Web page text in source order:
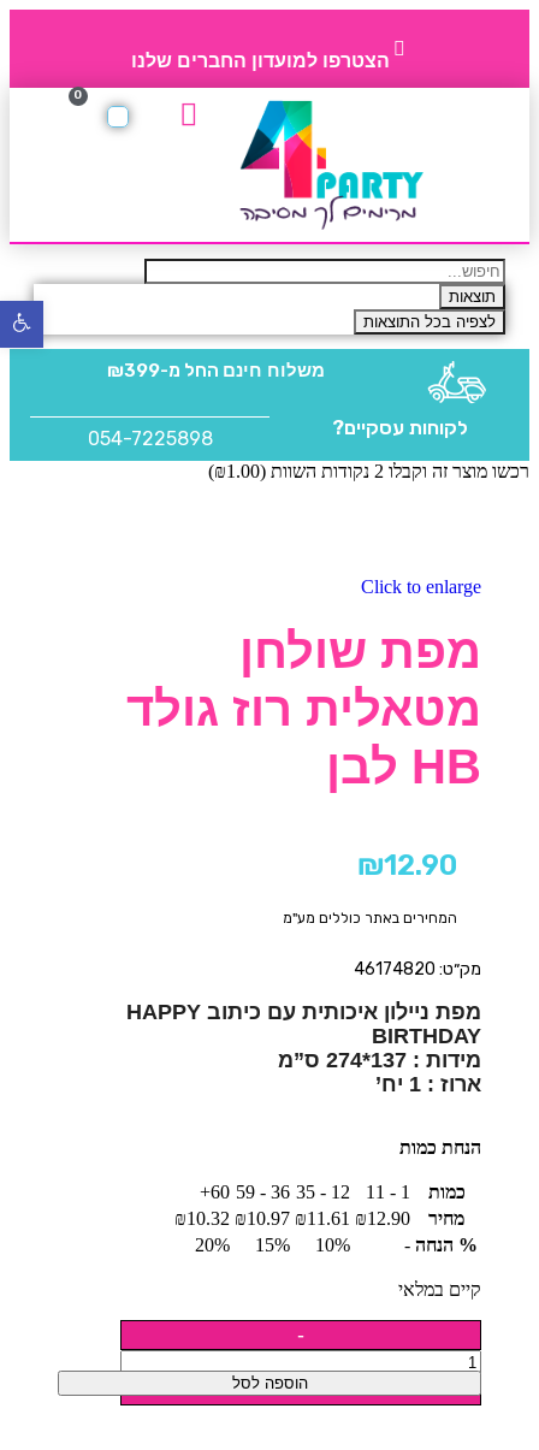
הצטרפו למועדון החברים שלנו
0
תוצאות
לצפיה בכל התוצאות
משלוח חינם החל מ-₪399
לקוחות עסקיים? 054-7225898
רכשו מוצר זה וקבלו 2 נקודות השוות ( ₪1.00
)
Click to enlarge
מפת שולחן
מטאלית רוז גולד
HB לבן
₪12.90
המחירים באתר כוללים מע"מ
מק״ט: 46174820
מפת ניילון איכותית עם כיתוב HAPPY
BIRTHDAY
מידות : 137*274 ס”מ
ארוז : 1 יח’
הנחת כמות
כמות 1 - 11
12 - 35
36 - 59
60+
מחיר
₪12.90
₪11.61
₪10.97
₪10.32
% הנחה -
10%
15%
20%
קיים במלאי
הוספה לסל
פתח